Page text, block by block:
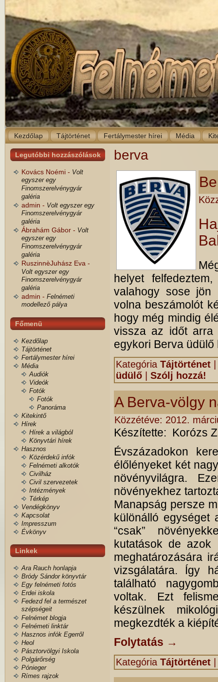
Kezdőlap Tájtörténet Fertálymester hírei Média
Legutóbbi hozzászólások
Kovács Noémi - Volt
egyszer egy
Finomszerelvénygyár
galéria
admin - Volt egyszer egy
Finomszerelvénygyár
galéria
Ábrahám Gábor - Volt
egyszer egy
Finomszerelvénygyár
galéria
RuszinnèJuhász Eva -
Volt egyszer egy
Finomszerelvénygyár
galéria
admin - Felnémeti
modellező pálya
Főmenü
Kezdőlap
Tájtörténet
Fertálymester hírei
Média
Audiók
Videók
Fotók
Fotók
Panoráma
Kitekintő
Hírek
Hírek a világból
Könyvtári hírek
Hasznos
Közérdekű infók
Felnémeti alkotók
Civilház
Civil szervezetek
Intézmények
Térkép
Vendégkönyv
Kapcsolat
Impresszum
Évkönyv
Linkek
Ara Rauch honlapja
Bródy Sándor könyvtár
Egy felnémeti fotós
Erdei iskola
Fedezd fel a természet
szépségeit
Felnémet blogja
Felnémeti linktár
Hasznos infók Egerről
Heol
Pásztorvölgyi Iskola
Polgárőrség
Pónieger
Rímes rajzok
berva
helyet
valahogy sose jön
volna beszámolót
hogy még mindig
vissza az időt
egykori Berva
Kategória Tájtörténet
üdülő
Szólj hozzá!
A Berva-völgy
Közzétéve: 2012.
Készítette: Korózs
Évszázadokon
élőlényeket két
növényvilágra.
növényekhez
Manapság persze
különálló egységet
“csak”
kutatások de
meghatározására
vizsgálatára. Így
található
voltak. Ezt
készülnek
megkezdték a
Folytatás →
Kategória Tájtörténet